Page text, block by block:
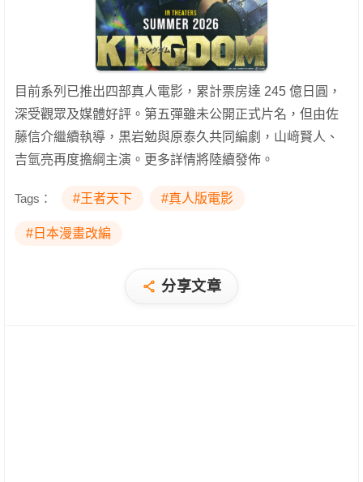
目前系列已推出四部真人電影，累計票房達 245 億日圓，
深受觀眾及媒體好評。第五彈雖未公開正式片名，但由佐
藤信介繼續執導，黒岩勉與原泰久共同編劇，山﨑賢人、
吉氫亮再度擔綱主演。更多詳情將陸續發佈。
Tags： #王者天下 #真人版電影
#日本漫畫改編
分享文章